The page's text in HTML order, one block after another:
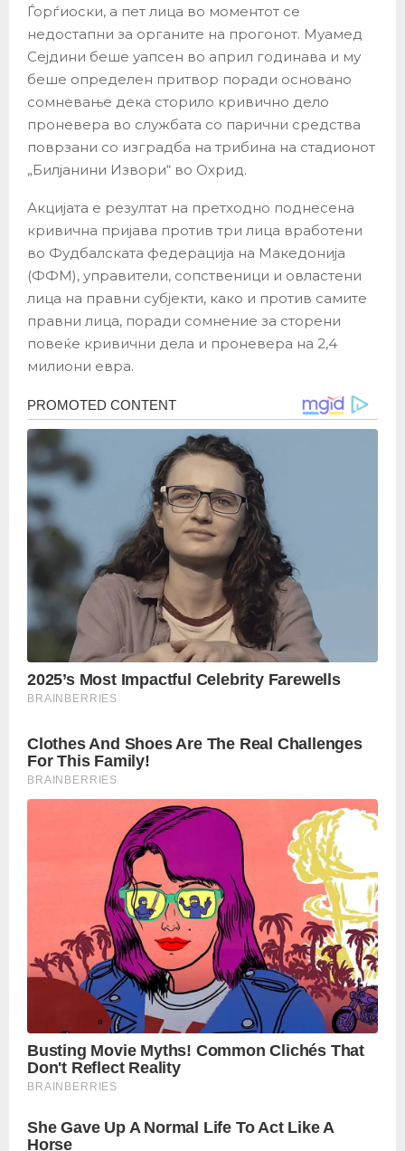
Ѓорѓиоски, а пет лица во моментот се
недостапни за органите на прогонот. Муамед
Сејдини беше уапсен во април годинава и му
беше определен притвор поради основано
сомневање дека сторило кривично дело
проневера во службата со парични средства
поврзани со изградба на трибина на стадионот
„Билјанини Извори“ во Охрид.
Акцијата е резултат на претходно поднесена
кривична пријава против три лица вработени
во Фудбалската федерација на Македонија
(ФФМ), управители, сопственици и овластени
лица на правни субјекти, како и против самите
правни лица, поради сомнение за сторени
повеќе кривични дела и проневера на 2,4
милиони евра.